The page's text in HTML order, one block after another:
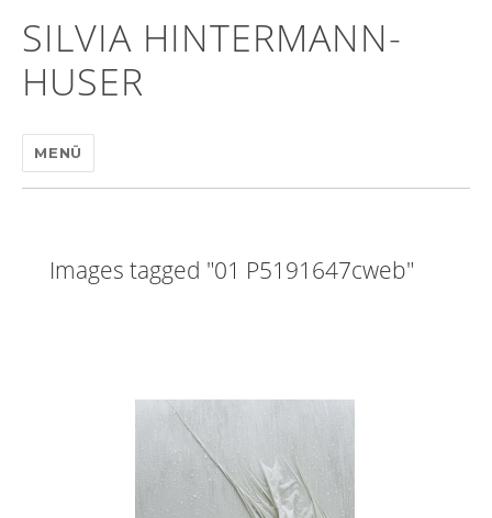
SILVIA HINTERMANN-
HUSER
MENÜ
Images tagged "01 P5191647cweb"